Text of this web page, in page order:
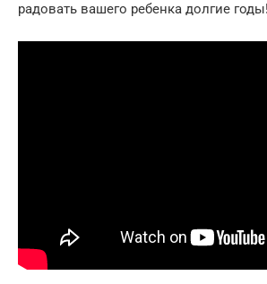
радовать вашего ребенка долгие годы!